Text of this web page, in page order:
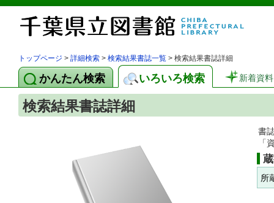
トップページ > 詳細検索 > 検索結果書誌一覧 > 検索結果書誌詳細
かんたん検索 いろいろ検索 新着資料
検索結果書誌詳細
書
「
所